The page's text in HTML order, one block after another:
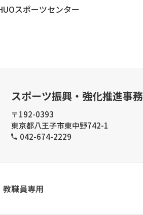
スポーツセンター
スポーツ振興・強化推進事
〒192-0393
東京都八王子市東中野742-1
042-674-2229
教職員専用